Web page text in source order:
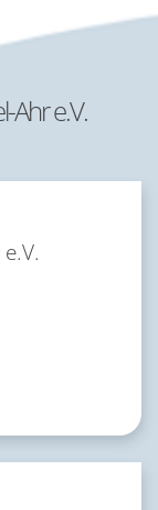
Ahr e.V.